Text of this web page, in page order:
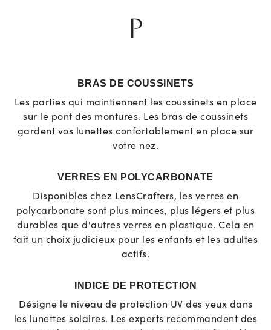
P
BRAS DE COUSSINETS
Les parties qui maintiennent les coussinets en place
sur le pont des montures. Les bras de coussinets
gardent vos lunettes confortablement en place sur
votre nez.
VERRES EN POLYCARBONATE
Disponibles chez LensCrafters, les verres en
polycarbonate sont plus minces, plus légers et plus
durables que d'autres verres en plastique. Cela en
fait un choix judicieux pour les enfants et les adultes
actifs.
INDICE DE PROTECTION
Désigne le niveau de protection UV des yeux dans
les lunettes solaires. Les experts recommandent des